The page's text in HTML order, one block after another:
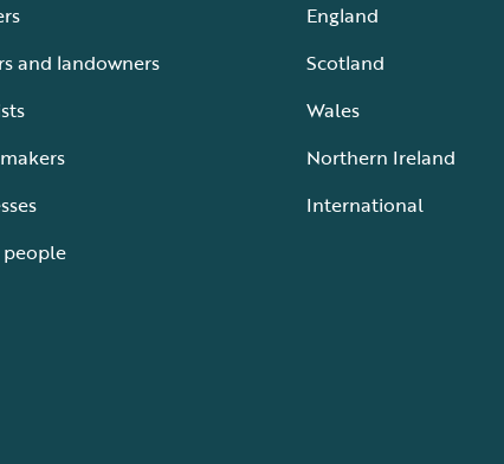
and landowners
England
Scotland
Wales
Northern Ireland
International